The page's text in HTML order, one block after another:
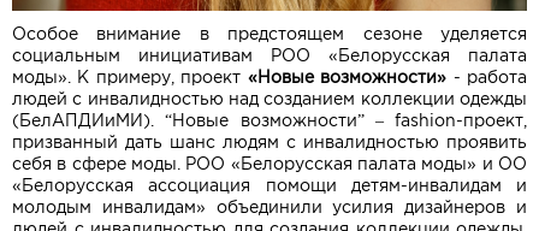
Особое внимание в предстоящем сезоне уделяется
социальным инициативам РОО «Белорусская палата
моды». К примеру, проект «Новые возможности» - работа
людей с инвалидностью над созданием коллекции одежды
(БелАПДИиМИ). “Новые возможности” – fashion-проект,
призванный дать шанс людям с инвалидностью проявить
себя в сфере моды. РОО «Белорусская палата моды» и ОО
«Белорусская ассоциация помощи детям-инвалидам и
молодым инвалидам» объединили усилия дизайнеров и